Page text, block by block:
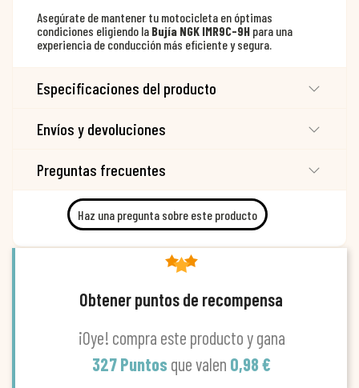
Asegúrate de mantener tu motocicleta en óptimas
condiciones eligiendo la Bujía NGK IMR9C-9H para una
experiencia de conducción más eficiente y segura.
Especificaciones del producto
Envíos y devoluciones
Preguntas frecuentes
Haz una pregunta sobre este producto
Obtener puntos de recompensa
¡Oye! compra este producto y gana
327 Puntos que valen 0,98 €